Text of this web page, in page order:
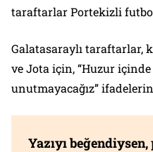
taraftarlar Portekizli
Galatasaraylı taraftarlar,
ve Jota için, “Huzur içinde
unutmayacağız”
Yazıyı